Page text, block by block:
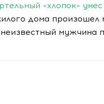
«хлопок»
дома
мужчина